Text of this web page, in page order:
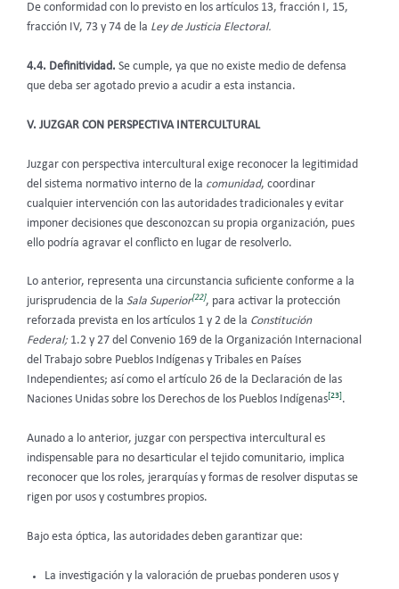
De conformidad con lo previsto en los artículos 13, fracción I, 15,
fracción IV, 73 y 74 de la Ley de Justicia Electoral.
4.4. Definitividad. Se cumple, ya que no existe medio de defensa
que deba ser agotado previo a acudir a esta instancia.
V. JUZGAR CON PERSPECTIVA INTERCULTURAL
Juzgar con perspectiva intercultural exige reconocer la legitimidad
del sistema normativo interno de la comunidad, coordinar
cualquier intervención con las autoridades tradicionales y evitar
imponer decisiones que desconozcan su propia organización, pues
ello podría agravar el conflicto en lugar de resolverlo.
Lo anterior, representa una circunstancia suficiente conforme a la
jurisprudencia de la Sala Superior[22], para activar la protección
reforzada prevista en los artículos 1 y 2 de la Constitución
Federal; 1.2 y 27 del Convenio 169 de la Organización Internacional
del Trabajo sobre Pueblos Indígenas y Tribales en Países
Independientes; así como el artículo 26 de la Declaración de las
Naciones Unidas sobre los Derechos de los Pueblos Indígenas [23] .
Aunado a lo anterior, juzgar con perspectiva intercultural es
indispensable para no desarticular el tejido comunitario, implica
reconocer que los roles, jerarquías y formas de resolver disputas se
rigen por usos y costumbres propios.
Bajo esta óptica, las autoridades deben garantizar que:
La investigación y la valoración de pruebas ponderen usos y